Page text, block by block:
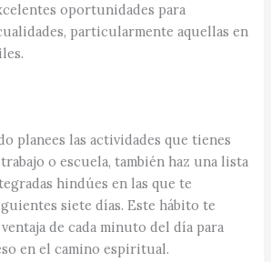
oportunidades para
particularmente aquellas en
planees las actividades que tienes
o escuela, también haz una lista
hindúes en las que te
siete días. Este hábito te
de cada minuto del día para
en el camino espiritual.